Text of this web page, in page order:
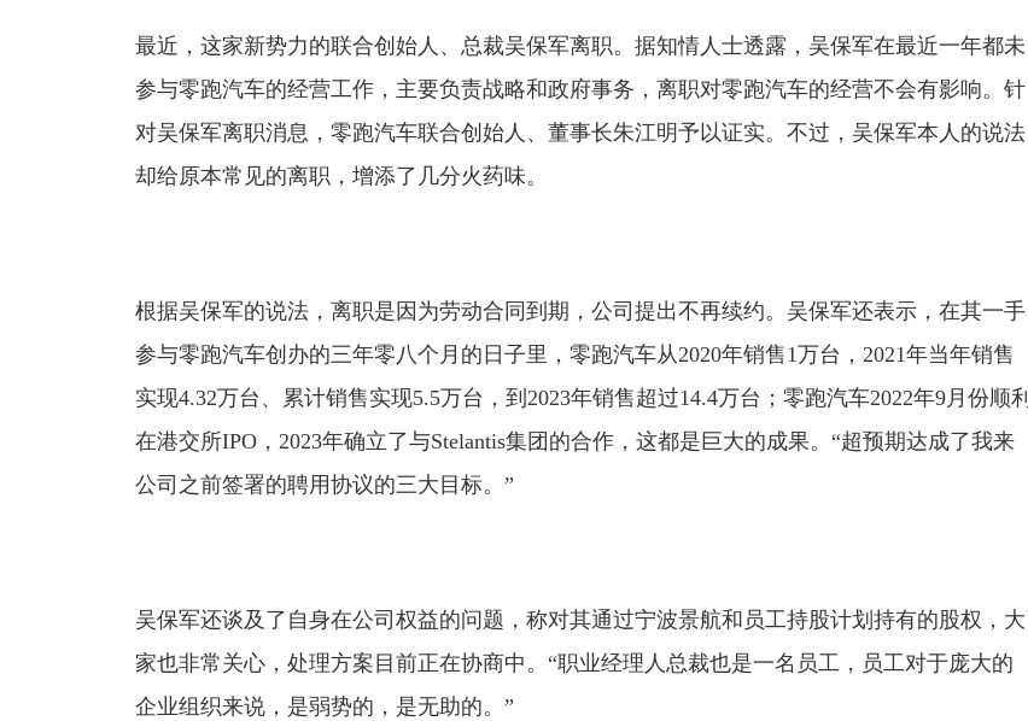
最近，这家新势力的联合创始人、总裁吴保军离职。据知情人士透露，吴保军在最近一年都未
参与零跑汽车的经营工作，主要负责战略和政府事务，离职对零跑汽车的经营不会有影响。针
对吴保军离职消息，零跑汽车联合创始人、董事长朱江明予以证实。不过，吴保军本人的说法
却给原本常见的离职，增添了几分火药味。
根据吴保军的说法，离职是因为劳动合同到期，公司提出不再续约。吴保军还表示，在其一手
参与零跑汽车创办的三年零八个月的日子里，零跑汽车从2020年销售1万台，2021年当年销售
实现4.32万台、累计销售实现5.5万台，到2023年销售超过14.4万台；零跑汽车2022年9月份顺利
在港交所IPO，2023年确立了与Stelantis集团的合作，这都是巨大的成果。“超预期达成了我来
公司之前签署的聘用协议的三大目标。”
吴保军还谈及了自身在公司权益的问题，称对其通过宁波景航和员工持股计划持有的股权，大
家也非常关心，处理方案目前正在协商中。“职业经理人总裁也是一名员工，员工对于庞大的
企业组织来说，是弱势的，是无助的。”